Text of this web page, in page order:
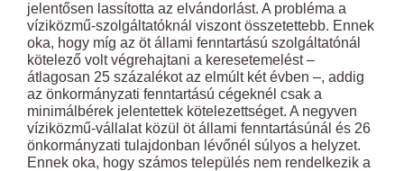
jelentősen lassította az elvándorlást. A probléma a
víziközmű-szolgáltatóknál viszont összetettebb. Ennek
oka, hogy míg az öt állami fenntartású szolgáltatónál
kötelező volt végrehajtani a keresetemelést –
átlagosan 25 százalékot az elmúlt két évben –, addig
az önkormányzati fenntartású cégeknél csak a
minimálbérek jelentettek kötelezettséget. A negyven
víziközmű-vállalat közül öt állami fenntartásúnál és 26
önkormányzati tulajdonban lévőnél súlyos a helyzet.
Ennek oka, hogy számos település nem rendelkezik a